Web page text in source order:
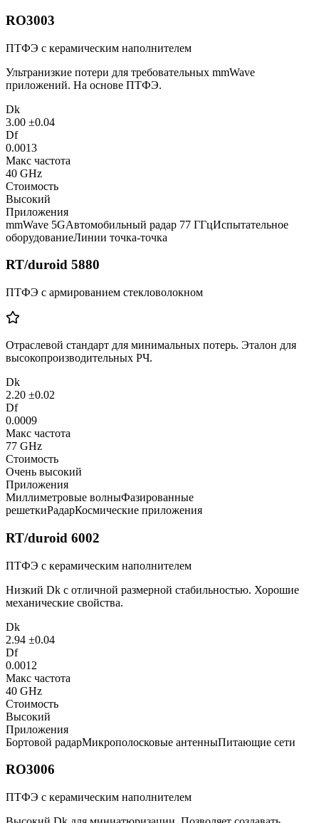
RO3003
ПТФЭ с керамическим наполнителем
Ультранизкие потери для требовательных mmWave
приложений. На основе ПТФЭ.
Dk
3.00 ±0.04
Df
0.0013
Макс частота
40 GHz
Стоимость
Высокий
Приложения
mmWave 5GАвтомобильный радар 77 ГГцИспытательное
оборудованиеЛинии точка-точка
RT/duroid 5880
ПТФЭ с армированием стекловолокном
Отраслевой стандарт для минимальных потерь. Эталон для
высокопроизводительных РЧ.
Dk
2.20 ±0.02
Df
0.0009
Макс частота
77 GHz
Стоимость
Очень высокий
Приложения
Миллиметровые волныФазированные
решеткиРадарКосмические приложения
RT/duroid 6002
ПТФЭ с керамическим наполнителем
Низкий Dk с отличной размерной стабильностью. Хорошие
механические свойства.
Dk
2.94 ±0.04
Df
0.0012
Макс частота
40 GHz
Стоимость
Высокий
Приложения
Бортовой радарМикрополосковые антенныПитающие сети
RO3006
ПТФЭ с керамическим наполнителем